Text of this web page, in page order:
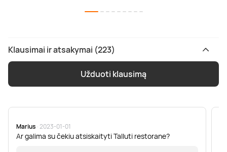
Klausimai ir atsakymai (223)
Užduoti klausimą
Marius · 2023-01-01
Ar galima su čekiu atsiskaityti Talluti restorane?